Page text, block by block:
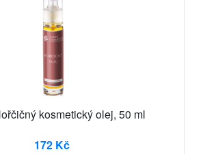
kosmetický olej, 50 ml
172 Kč